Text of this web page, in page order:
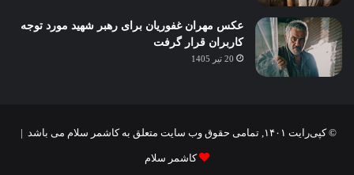
عکس مهران غفوریان برای رهبر شهید مورد توجه
کاربران قرار گرفت
20 تیر 1405
© کپی‌رایت ۱۴۰۱, تمامی حقوق وب سایت متعلق به کاشمر سلام می باشد |
کاشمر سلام